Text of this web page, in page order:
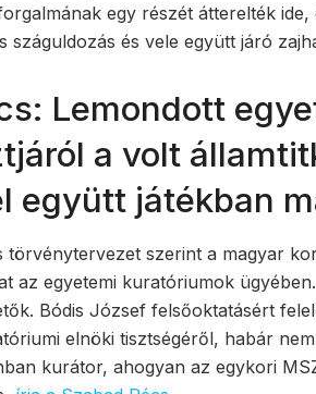
egy részét átterelték
száguldozás és vele együtt járó
Lemondott
a volt
együtt játékban
törvénytervezet szerint a magyar
az egyetemi kuratóriumok
Bódis József felsőoktatásért
elnöki tisztségéről, habár
kurátor, ahogyan az egykori